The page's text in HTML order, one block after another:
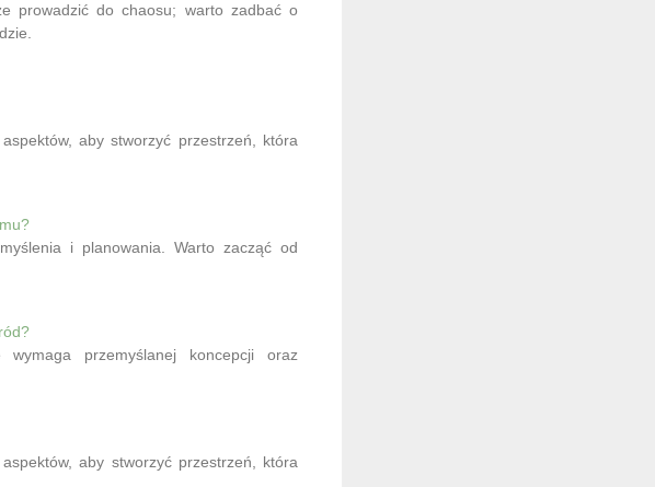
prowadzić do chaosu; warto zadbać o
aby stworzyć przestrzeń, która
i planowania. Warto zacząć od
przemyślanej koncepcji oraz
aby stworzyć przestrzeń, która